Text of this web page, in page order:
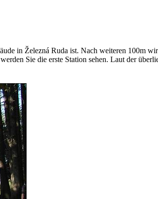
in Železná Ruda ist. Nach weiteren 100m
Sie die erste Station sehen. Laut der